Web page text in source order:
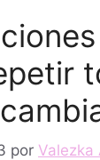
por Valezka